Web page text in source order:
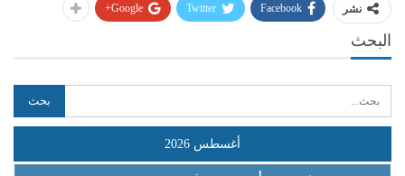
نشر Facebook
Twitter
Google+
البحث
أغسطس 2026